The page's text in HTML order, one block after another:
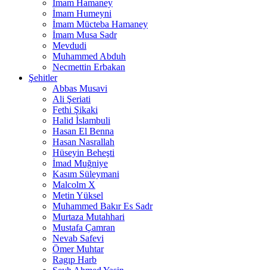
İmam Hamaney
İmam Humeyni
İmam Mücteba Hamaney
İmam Musa Sadr
Mevdudi
Muhammed Abduh
Necmettin Erbakan
Şehitler
Abbas Musavi
Ali Şeriati
Fethi Şikaki
Halid İslambuli
Hasan El Benna
Hasan Nasrallah
Hüseyin Beheşti
İmad Muğniye
Kasım Süleymani
Malcolm X
Metin Yüksel
Muhammed Bakır Es Sadr
Murtaza Mutahhari
Mustafa Çamran
Nevab Safevi
Ömer Muhtar
Ragıp Harb